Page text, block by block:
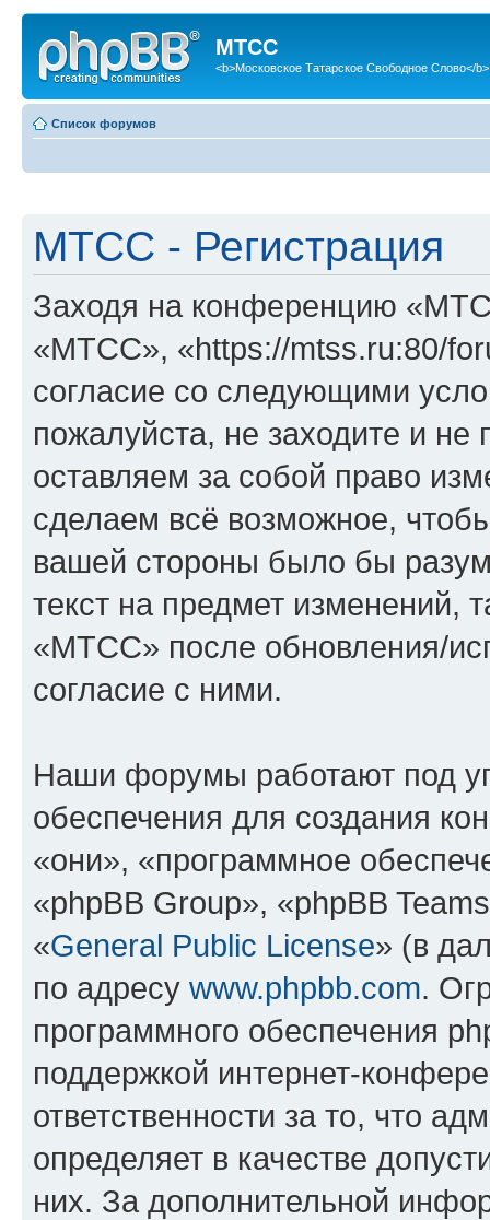
МТСС
<b>Московское Татарское Свободное Слово</b>
Список форумов
МТСС - Регистрация
Заходя на конференцию
«МТСС», «https://mtss.ru:80/
согласие со следующими
пожалуйста, не заходите и
оставляем за собой право
сделаем всё возможное,
вашей стороны было бы
текст на предмет изменений,
«МТСС» после обновления/
согласие с ними.
Наши форумы работают под
обеспечения для создания
«они», «программное
«phpBB Group», «phpBB
«General Public License» (в
по адресу www.phpbb.com.
программного обеспечения
поддержкой интернет-
ответственности за то, что
определяет в качестве
них. За дополнительной